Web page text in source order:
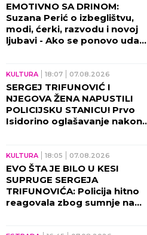
EMOTIVNO SA DRINOM:
Suzana Perić o izbeglištvu,
modi, ćerki, razvodu i novoj
ljubavi - Ako se ponovo udam,
KULTURA 18:07 07.08.2026
SERGEJ TRIFUNOVIĆ I
NJEGOVA ŽENA NAPUSTILI
POLICIJSKU STANICU! Prvo
Isidorino oglašavanje nakon
KULTURA 18:05 07.08.2026
EVO ŠTA JE BILO U KESI
SUPRUGE SERGEJA
TRIFUNOVIĆA: Policija hitno
reagovala zbog sumnje na